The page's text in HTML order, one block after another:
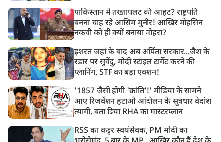
पाकिस्तान में तख्तापलट की आहट? राष्ट्रपति
बनना चाह रहे आसिम मुनीर! आखिर मोहसिन
नकवी को ही क्यों बनाया मोहरा?
इशरत जहां के बाद अब अर्पिता सरकार...जैश के
रडार पर सुवेंदु, मोदी स्टाइल टार्गेट करने की
प्लानिंग, STF का बड़ा एक्शन!
'1857 जैसी होगी 'क्रांति'!' मीडिया के सामने
आए रिजर्वेशन हटाओ आंदोलन के सूत्रधार वेदांश
त्यागी, बता दिया RHA का मास्टरप्लान
RSS का कट्टर स्वयंसेवक, PM मोदी का